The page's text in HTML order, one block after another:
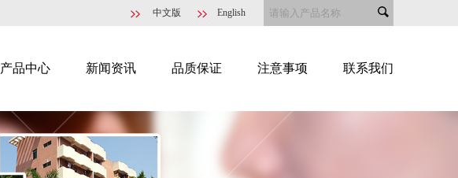
中文版 English
联系我们
注意事项
品质保证
新闻资讯
产品中心